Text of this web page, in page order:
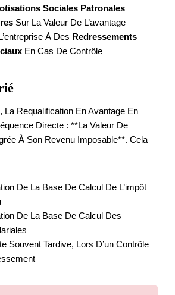
Sociales Patronales
Sur La Valeur De L’avantage
À Des Redressements
En Cas De Contrôle
La Requalification En Avantage En
Directe : **la Valeur De
À Son Revenu Imposable**. Cela
De La Base De Calcul De L’impôt
De La Base De Calcul Des
Souvent Tardive, Lors D’un Contrôle